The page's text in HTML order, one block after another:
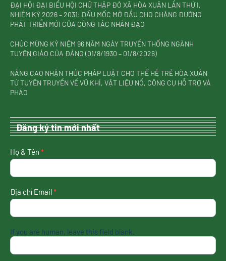
ĐẠI HỘI ĐẠI BIỂU HỘI CHỮ THẬP ĐỎ XÃ HÒA XUÂN LẦN THỨ I,
NHIỆM KỲ 2026 – 2031: DẤU MỐC MỞ ĐẦU CHO CHẶNG ĐƯỜNG
PHÁT TRIỂN MỚI CỦA CÔNG TÁC NHÂN ĐẠO
CHÚC MỪNG KỶ NIỆM 96 NĂM NGÀY TRUYỀN THỐNG NGÀNH
TUYÊN GIÁO CỦA ĐẢNG (01/8/1930 – 01/8/2026)
NÂNG CAO NHẬN THỨC PHÁP LUẬT CHO THẾ HỆ TRẺ HÒA XUÂN
TỪ TUYÊN TRUYỀN VỀ VŨ KHÍ, VẬT LIỆU NỔ, CÔNG CỤ HỖ TRỢ VÀ
PHÁO
Đăng ký tin mới nhất
nhận
tin
nhất
Họ & Tên *
Địa chỉ Email*
If you are human, leave this field blank.